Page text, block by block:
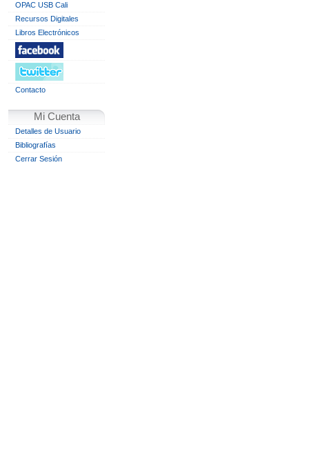
OPAC USB Cali
Recursos Digitales
Libros Electrónicos
Contacto
Mi Cuenta
Detalles de Usuario
Bibliografías
Cerrar Sesión